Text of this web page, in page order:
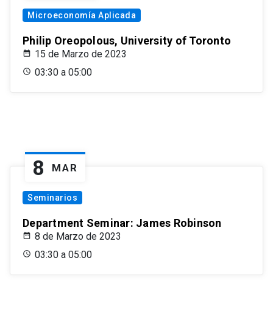
Microeconomía Aplicada
Philip Oreopolous, University of Toronto
15 de Marzo de 2023
03:30 a 05:00
8 MAR
Seminarios
Department Seminar: James Robinson
8 de Marzo de 2023
03:30 a 05:00